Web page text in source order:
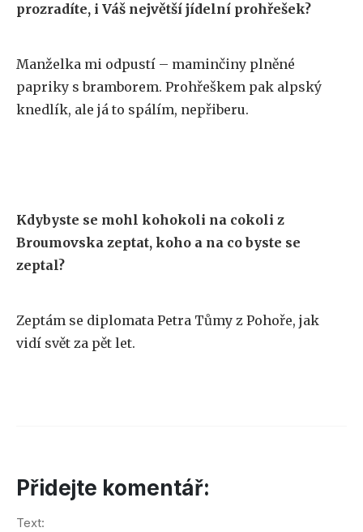
prozradíte, i Váš největší jídelní prohřešek?
Manželka mi odpustí – maminčiny plněné
papriky s bramborem. Prohřeškem pak alpský
knedlík, ale já to spálím, nepřiberu.
Kdybyste se mohl kohokoli na cokoli z
Broumovska zeptat, koho a na co byste se
zeptal?
Zeptám se diplomata Petra Tůmy z Pohoře, jak
vidí svět za pět let.
Přidejte komentář:
Text: